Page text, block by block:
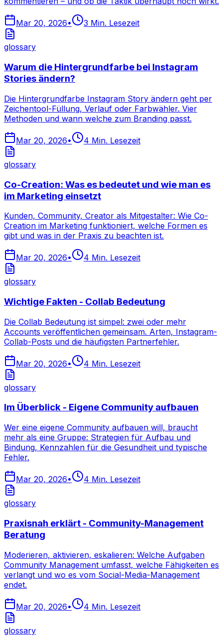
Mar 20, 2026• 3 Min. Lesezeit
glossary
Warum die Hintergrundfarbe bei Instagram
Stories ändern?
Die Hintergrundfarbe Instagram Story ändern geht per
Zeichentool-Füllung, Verlauf oder Farbwähler. Vier
Methoden und wann welche zum Branding passt.
Mar 20, 2026• 4 Min. Lesezeit
glossary
Co-Creation: Was es bedeutet und wie man es
im Marketing einsetzt
Kunden, Community, Creator als Mitgestalter: Wie Co-
Creation im Marketing funktioniert, welche Formen es
gibt und was in der Praxis zu beachten ist.
Mar 20, 2026• 4 Min. Lesezeit
glossary
Wichtige Fakten - Collab Bedeutung
Die Collab Bedeutung ist simpel: zwei oder mehr
Accounts veröffentlichen gemeinsam. Arten, Instagram-
Collab-Posts und die häufigsten Partnerfehler.
Mar 20, 2026• 4 Min. Lesezeit
glossary
Im Überblick - Eigene Community aufbauen
Wer eine eigene Community aufbauen will, braucht
mehr als eine Gruppe: Strategien für Aufbau und
Bindung, Kennzahlen für die Gesundheit und typische
Fehler.
Mar 20, 2026• 4 Min. Lesezeit
glossary
Praxisnah erklärt - Community-Management
Beratung
Moderieren, aktivieren, eskalieren: Welche Aufgaben
Community Management umfasst, welche Fähigkeiten es
verlangt und wo es vom Social-Media-Management
endet.
Mar 20, 2026• 4 Min. Lesezeit
glossary